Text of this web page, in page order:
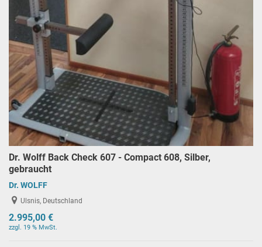
Dr. Wolff Back Check 607 - Compact 608, Silber,
gebraucht
Dr. WOLFF
Ulsnis, Deutschland
2.995,00 €
zzgl. 19 % MwSt.